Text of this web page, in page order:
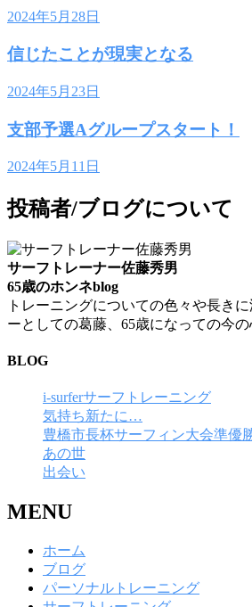
2024年5月28日
信じたことが現実となる
2024年5月23日
支部予選Aグループスタート！
2024年5月11日
投稿者/ブログについて
サーフトレーナー佐藤秀男
65歳のホンネblog
トレーニングについての色々や長き
ーとしての葛藤、65歳になっての今
BLOG
i-surferサーフトレーニング
気持ち新たに…
豊橋市長杯サーフィン大会準優
あの世
出会い
MENU
ホーム
ブログ
パーソナルトレーニング